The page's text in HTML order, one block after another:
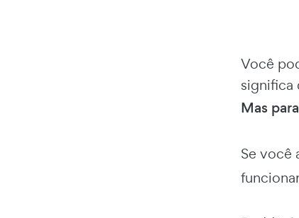
Você
significa
Mas
Se você